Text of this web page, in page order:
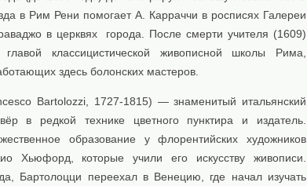
в Рим Рени помогает А. Карраччи в росписях Галереи
в церквях города. После смерти учителя (1609)
классицистической живописной школы Рима,
здесь болонских мастеров.
Bartolozzi, 1727-1815) — знаменитый итальянский
в редкой технике цветного пунктира и издатель.
образование у флорентийских художников
Хьюфорд, которые учили его искусству живописи.
Бартолоцци переехал в Венецию, где начал изучать